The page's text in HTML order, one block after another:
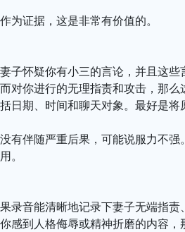
为证据，这是非常有价值的。
子怀疑你有小三的言论，并且这
对你进行的无理指责和攻击，那么
日期、时间和聊天对象。最好是
有伴随严重后果，可能说服力不
。
录音能清晰地记录下妻子无端指
感到人格侮辱或精神折磨的内容，